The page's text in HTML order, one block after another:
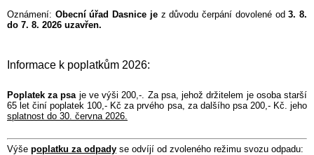
Oznámení: Obecní úřad Dasnice jez důvodu čerpání dovolené od3. 8.
do 7. 8. 2026 uzavřen.
Informace k poplatkům 2026:
Poplatek za psaje ve výši 200,-. Za psa, jehož držitelem je osoba starší
65 let činí poplatek 100,- Kč za prvého psa, za dalšího psa 200,- Kč. jeho
splatnost do 30. června 2026.
Výše poplatku za odpady se odvíjí od zvoleného režimu svozu odpadu: